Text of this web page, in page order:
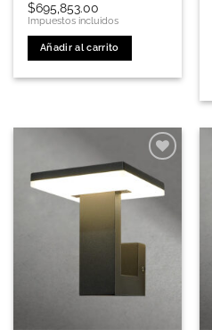
$695,853.00
Impuestos incluidos
Añadir al carrito